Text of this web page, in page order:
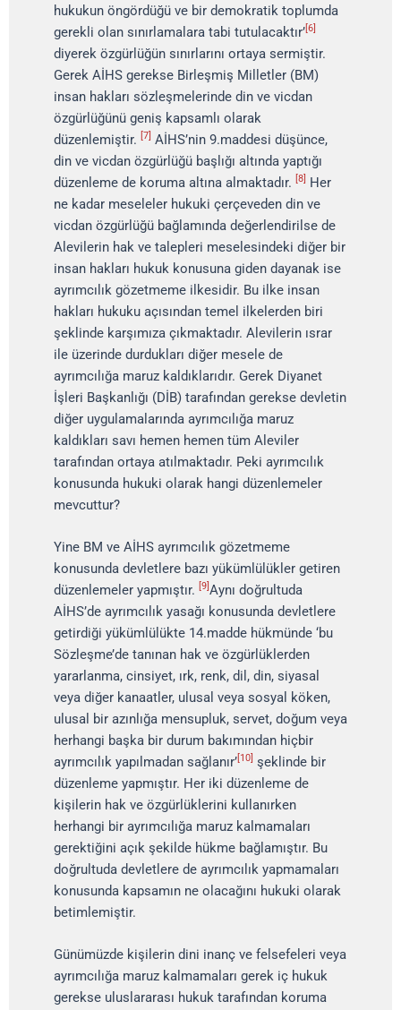
hukukun öngördüğü ve bir demokratik toplumda
gerekli olan sınırlamalara tabi tutulacaktır’[6]
diyerek özgürlüğün sınırlarını ortaya sermiştir.
Gerek AİHS gerekse Birleşmiş Milletler (BM)
insan hakları sözleşmelerinde din ve vicdan
özgürlüğünü geniş kapsamlı olarak
düzenlemiştir. [7] AİHS’nin 9.maddesi düşünce,
din ve vicdan özgürlüğü başlığı altında yaptığı
düzenleme de koruma altına almaktadır. [8] Her
ne kadar meseleler hukuki çerçeveden din ve
vicdan özgürlüğü bağlamında değerlendirilse de
Alevilerin hak ve talepleri meselesindeki diğer bir
insan hakları hukuk konusuna giden dayanak ise
ayrımcılık gözetmeme ilkesidir. Bu ilke insan
hakları hukuku açısından temel ilkelerden biri
şeklinde karşımıza çıkmaktadır. Alevilerin ısrar
ile üzerinde durdukları diğer mesele de
ayrımcılığa maruz kaldıklarıdır. Gerek Diyanet
İşleri Başkanlığı (DİB) tarafından gerekse devletin
diğer uygulamalarında ayrımcılığa maruz
kaldıkları savı hemen hemen tüm Aleviler
tarafından ortaya atılmaktadır. Peki ayrımcılık
konusunda hukuki olarak hangi düzenlemeler
mevcuttur?
Yine BM ve AİHS ayrımcılık gözetmeme
konusunda devletlere bazı yükümlülükler getiren
düzenlemeler yapmıştır.
[9] Aynı doğrultuda
AİHS’de ayrımcılık yasağı konusunda devletlere
getirdiği yükümlülükte 14.madde hükmünde ‘bu
Sözleşme’de tanınan hak ve özgürlüklerden
yararlanma, cinsiyet, ırk, renk, dil, din, siyasal
veya diğer kanaatler, ulusal veya sosyal köken,
ulusal bir azınlığa mensupluk, servet, doğum veya
herhangi başka bir durum bakımından hiçbir
ayrımcılık yapılmadan sağlanır’ [10] şeklinde bir
düzenleme yapmıştır. Her iki düzenleme de
kişilerin hak ve özgürlüklerini kullanırken
herhangi bir ayrımcılığa maruz kalmamaları
gerektiğini açık şekilde hükme bağlamıştır. Bu
doğrultuda devletlere de ayrımcılık yapmamaları
konusunda kapsamın ne olacağını hukuki olarak
betimlemiştir.
Günümüzde kişilerin dini inanç ve felsefeleri veya
ayrımcılığa maruz kalmamaları gerek iç hukuk
gerekse uluslararası hukuk tarafından koruma